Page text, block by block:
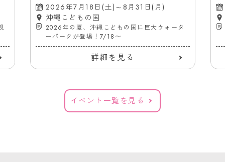
2026年7月18日(土)～8月31日(月)
沖縄こどもの国
2026年の夏、沖縄こどもの国に巨大ウォータ
ーパークが登場！7/18〜
詳細を見る
イベント一覧を見る